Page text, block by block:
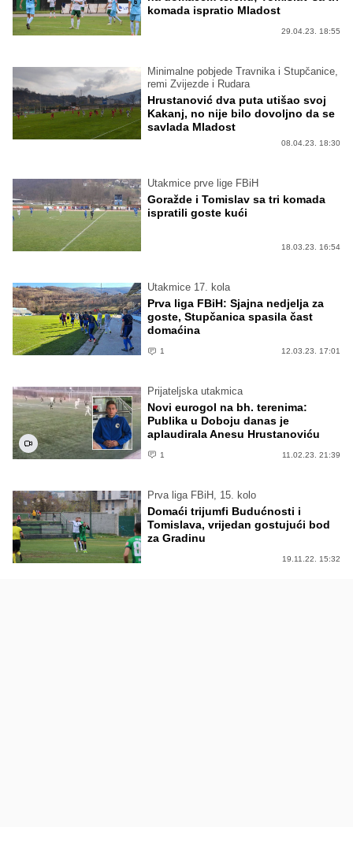
komada ispratio Mladost
29.04.23. 18:55
Minimalne pobjede Travnika i Stupčanice,
remi Zvijezde i Rudara
Hrustanović dva puta utišao svoj
Kakanj, no nije bilo dovoljno da se
savlada Mladost
08.04.23. 18:30
Utakmice prve lige FBiH
Goražde i Tomislav sa tri komada
ispratili goste kući
18.03.23. 16:54
Utakmice 17. kola
Prva liga FBiH: Sjajna nedjelja za
goste, Stupčanica spasila čast
domaćina
1 12.03.23. 17:01
Prijateljska utakmica
Novi eurogol na bh. terenima:
Publika u Doboju danas je
aplaudirala Anesu Hrustanoviću
1 11.02.23. 21:39
Prva liga FBiH, 15. kolo
Domaći trijumfi Budućnosti i
Tomislava, vrijedan gostujući bod
za Gradinu
19.11.22. 15:32